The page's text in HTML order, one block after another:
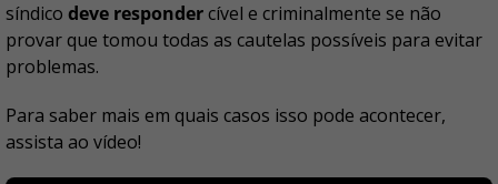
síndico deve respondercível e criminalmente se não
provar que tomou todas as cautelas possíveis para evitar
problemas.
Para saber mais em quais casos isso pode acontecer,
assista ao vídeo!